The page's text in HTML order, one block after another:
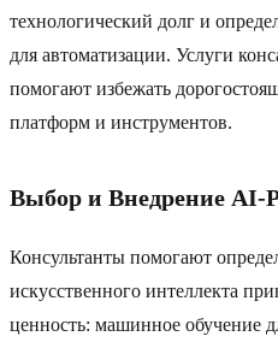
технологический долг и
для автоматизации. Услуги
помогают избежать
платформ и инструментов.
Выбор и Внедрение AI-
Консультанты помогают
искусственного интеллекта
ценность: машинное обучение